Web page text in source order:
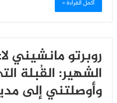
أكمل القراءة »
روبرتو مانشيني
الشهير: القُبلة
وأوصلتني إلى